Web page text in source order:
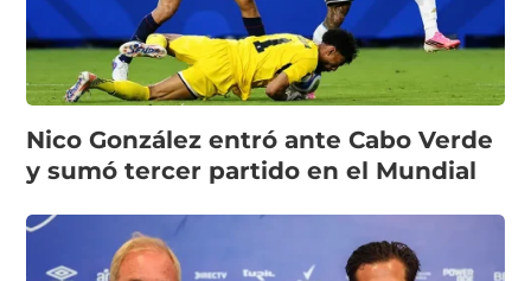
Nico González entró ante Cabo Verde
y sumó tercer partido en el Mundial